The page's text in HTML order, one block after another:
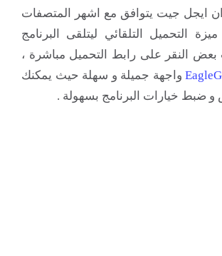
ايجل جيت يتوافق مع اشهر المتصفات
التحميل التلقائي ليتلقى البرنامج
بعض النقر على رابط التحميل مباشرة ،
واجهة جميلة و سهلة حيث يمكنك
و ضبط خيارات البرنامج بسهولة .